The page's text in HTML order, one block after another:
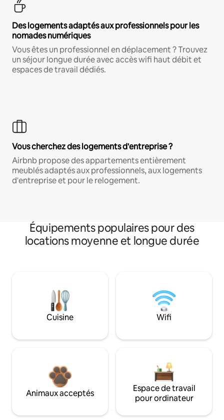
Des logements adaptés aux professionnels pour les
nomades numériques
Vous êtes un professionnel en déplacement ? Trouvez
un séjour longue durée avec accès wifi haut débit et
espaces de travail dédiés.
Vous cherchez des logements d'entreprise ?
Airbnb propose des appartements entièrement
meublés adaptés aux professionnels, aux logements
d'entreprise et pour le relogement.
Équipements populaires pour des
locations moyenne et longue durée
Cuisine Wifi
Animaux acceptés
Espace de travail
pour ordinateur